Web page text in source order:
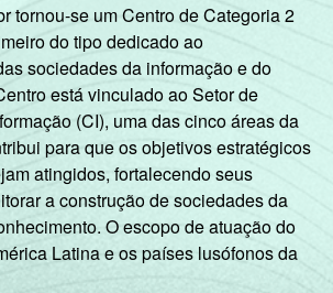
tornou-se um Centro de Categoria 2
do tipo dedicado ao
sociedades da informação e do
está vinculado ao Setor de
(CI), uma das cinco áreas da
para que os objetivos estratégicos
atingidos, fortalecendo seus
a construção de sociedades da
O escopo de atuação do
Latina e os países lusófonos da